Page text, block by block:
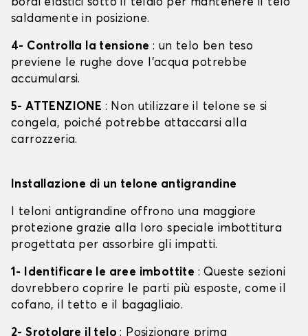
bordi elastici sotto il telaio per mantenere il telo
saldamente in posizione.
4- Controlla la tensione : un telo ben teso
previene le rughe dove l'acqua potrebbe
accumularsi.
5- ATTENZIONE : Non utilizzare il telone se si
congela, poiché potrebbe attaccarsi alla
carrozzeria.
Installazione di un telone antigrandine
I teloni antigrandine offrono una maggiore
protezione grazie alla loro speciale imbottitura
progettata per assorbire gli impatti.
1- Identificare le aree imbottite : Queste sezioni
dovrebbero coprire le parti più esposte, come il
cofano, il tetto e il bagagliaio.
2- Srotolare il telo: Posizionare prima